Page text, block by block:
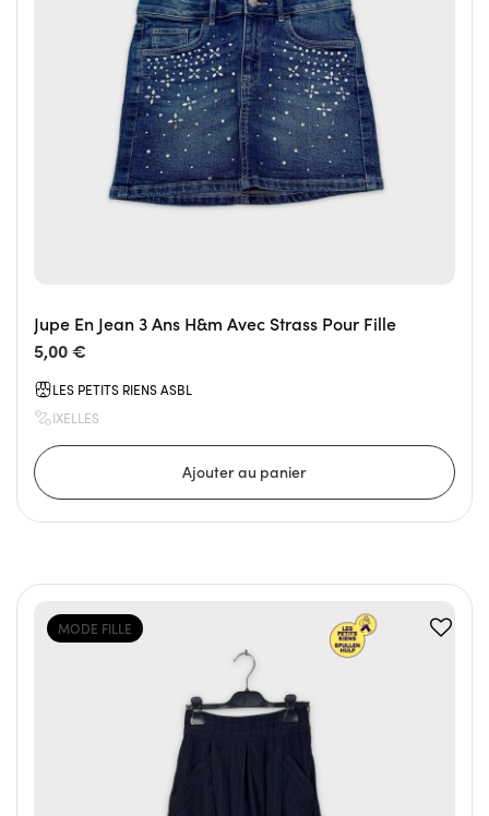
Jupe En Jean 3 Ans H&m Avec Strass Pour Fille
5,00 €
LES PETITS RIENS ASBL
IXELLES
MODE FILLE